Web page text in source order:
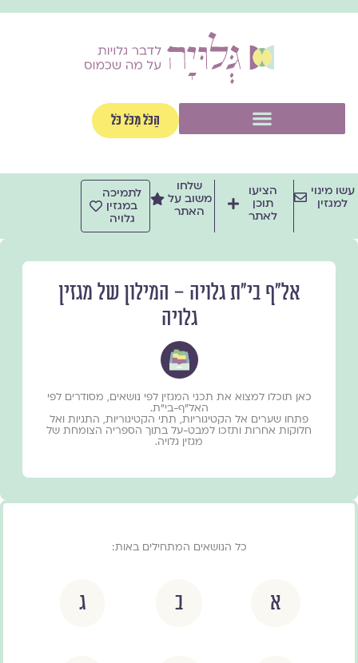
לתוכן
הַכֹּל מִכֹּל כֹּל
עשו מינוי
למגזין
הציעו
תוכן
לאתר
שלחו
משוב על
האתר
לתמיכה
במגזין
גלויה
אל״ף בי״ת גלויה – המילון של מגזין
גלויה
כאן תוכלו למצוא את תכני המגזין לפי נושאים, מסודרים לפי
האל״ף-בי״ת.
פתחו שערים אל הקטיגוריות, תתי הקטיגוריות, התגיות ואל
חלוקות אחרות ותזכו למבט-על בתוך הספריה הצומחת של
מגזין גלויה.
כל הנושאים המתחילים באות:
א ב ג